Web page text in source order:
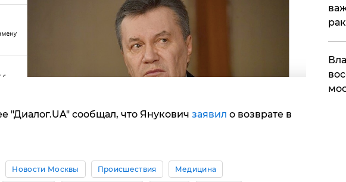
"Диалог.UA" сообщал, что Янукович заявил о возврате в
Новости Москвы Происшествия Медицина